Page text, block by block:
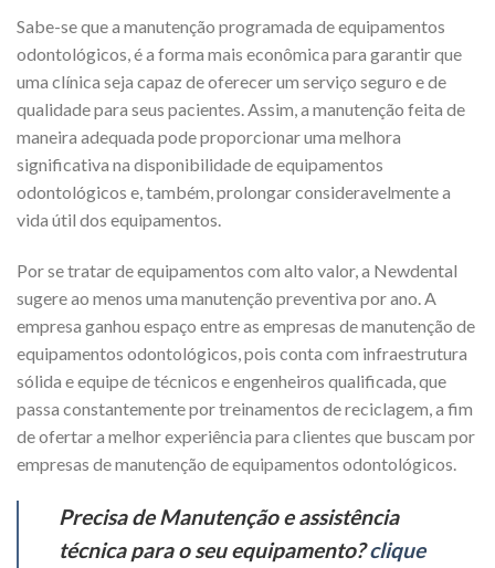
Sabe-se que a manutenção programada de equipamentos
odontológicos, é a forma mais econômica para garantir que
uma clínica seja capaz de oferecer um serviço seguro e de
qualidade para seus pacientes. Assim, a manutenção feita de
maneira adequada pode proporcionar uma melhora
significativa na disponibilidade de equipamentos
odontológicos e, também, prolongar consideravelmente a
vida útil dos equipamentos.
Por se tratar de equipamentos com alto valor, a Newdental
sugere ao menos uma manutenção preventiva por ano. A
empresa ganhou espaço entre as empresas de manutenção de
equipamentos odontológicos, pois conta com infraestrutura
sólida e equipe de técnicos e engenheiros qualificada, que
passa constantemente por treinamentos de reciclagem, a fim
de ofertar a melhor experiência para clientes que buscam por
empresas de manutenção de equipamentos odontológicos.
Precisa de Manutenção e assistência
técnica para o seu equipamento?clique